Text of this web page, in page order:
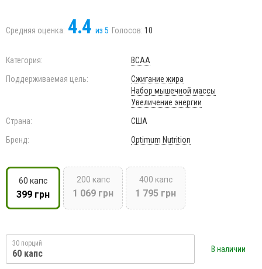
Средняя оценка: 4.4 из 5 Голосов: 10
Категория:
BCAA
Поддерживаемая цель:
Сжигание жира
Набор мышечной массы
Увеличение энергии
Страна:
США
Бренд:
Optimum Nutrition
60 капс
399 грн
200 капс
1 069 грн
400 капс
1 795 грн
30 порций
60 капс В наличии